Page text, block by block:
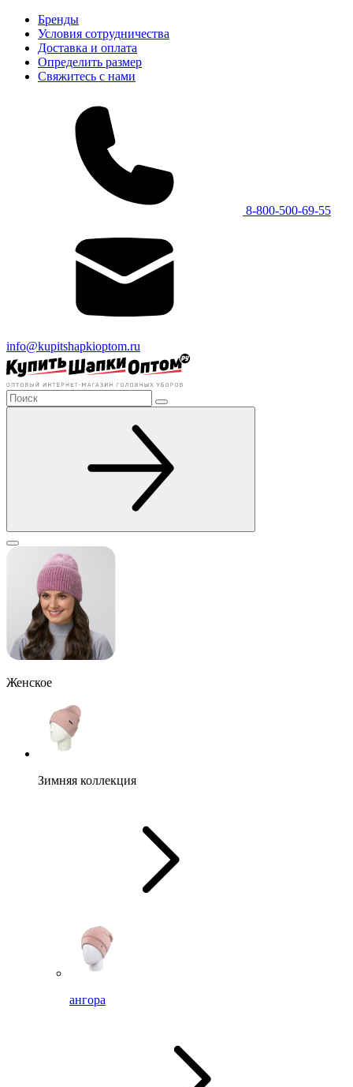
Бренды
Условия сотрудничества
Доставка и оплата
Определить размер
Свяжитесь с нами
8-800-500-69-55
info@kupitshapkioptom.ru
Женское
Зимняя коллекция
ангора